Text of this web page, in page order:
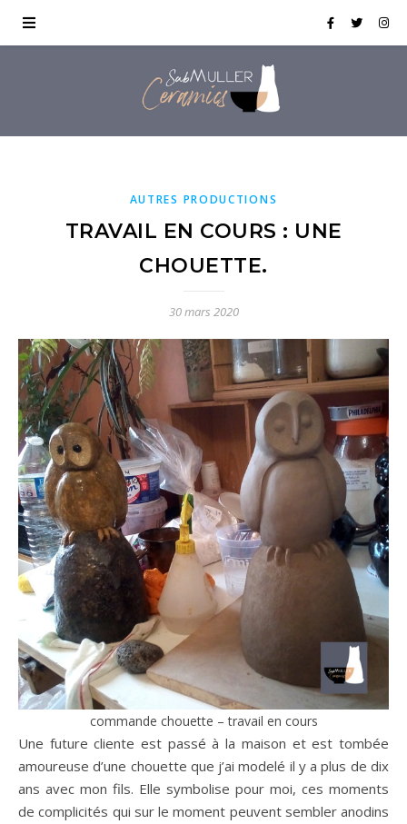
AUTRES PRODUCTIONS
TRAVAIL EN COURS : UNE
CHOUETTE.
30 mars 2020
commande chouette – travail en cours
Une future cliente est passé à la maison et est tombée
amoureuse d’une chouette que j’ai modelé il y a plus de dix
ans avec mon fils. Elle symbolise pour moi, ces moments
de complicités qui sur le moment peuvent sembler anodins